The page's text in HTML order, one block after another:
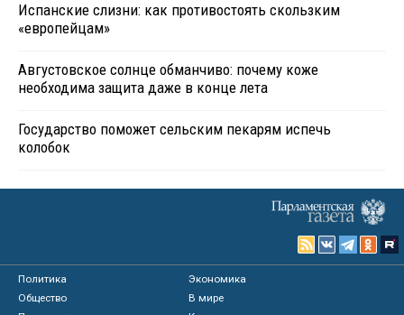
Испанские слизни: как противостоять скользким
«европейцам»
Августовское солнце обманчиво: почему коже
необходима защита даже в конце лета
Государство поможет сельским пекарям испечь
колобок
Политика
Экономика
Общество
В мире